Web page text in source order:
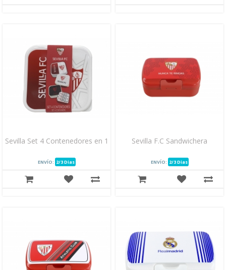
Sevilla Set 4 Contenedores en 1
ENVÍO: 2/3 Dias
Sevilla F.C Sandwichera
ENVÍO: 2/3 Dias